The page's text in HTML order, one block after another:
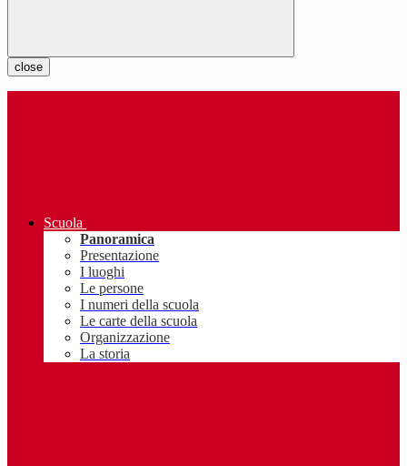
close
Scuola
Panoramica
Presentazione
I luoghi
Le persone
I numeri della scuola
Le carte della scuola
Organizzazione
La storia